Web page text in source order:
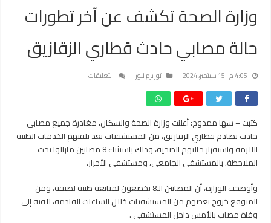
وزارة الصحة تكشف عن آخر تطورات
حالة مصابي حادث قطاري الزقازيق
4:05 م | 15 سبتمبر، 2024 توريزم نيوز التعليقات
عن
آخر
تطورات
حادث
قطاري
الزقازيق
كتبت – سها ممدوح: أعلنت وزارة الصحة والسكان، مغادرة جميع مصابي
حادث تصادم قطاري الزقازيق، من المستشفيات بعد تلقيهم الخدمات الطبية
اللازمة واستقرار حالتهم الصحية، وذلك باستثناء 8 مصابين مازالوا تحت
الملاحظة، بالمستشفى الجامعي، ومستشفى الأحرار.
وأوضحت الوزارة، أن المصابين الـ8 يخضعون لمتابعة طبية لصيقة، ومن
المتوقع خروج بعضهم من المستشفيات خلال الساعات القادمة، لافتة إلى
وفاة مصاب بالأمس داخل المستشفى .